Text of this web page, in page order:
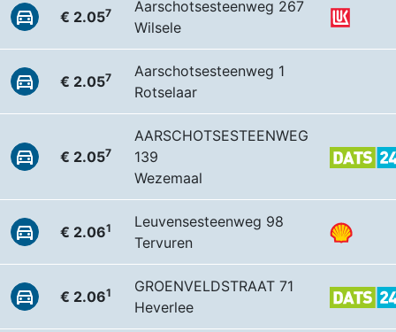
€ 2.057
Aarschotsesteenweg 267
Wilsele
€ 2.057
Aarschotsesteenweg 1
Rotselaar
€ 2.057
AARSCHOTSESTEENWEG
139
Wezemaal
€ 2.061
Leuvensesteenweg 98
Tervuren
€ 2.061
GROENVELDSTRAAT 71
Heverlee